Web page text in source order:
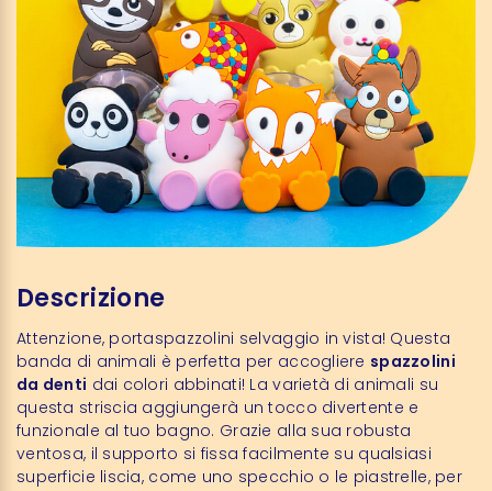
Descrizione
Attenzione, portaspazzolini selvaggio in vista! Questa
banda di animali è perfetta per accogliere spazzolini
da denti dai colori abbinati! La varietà di animali su
questa striscia aggiungerà un tocco divertente e
funzionale al tuo bagno. Grazie alla sua robusta
ventosa, il supporto si fissa facilmente su qualsiasi
superficie liscia, come uno specchio o le piastrelle, per